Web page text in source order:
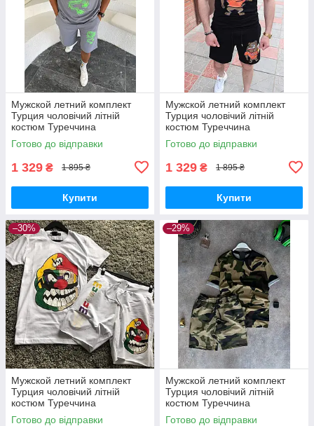
Мужской летний комплект
Турция чоловічий літній
костюм Туреччина
Готово до відправки
1 329 ₴ 1 895 ₴
Купити
Мужской летний комплект
Турция чоловічий літній
костюм Туреччина
Готово до відправки
1 329 ₴ 1 895 ₴
Купити
–30%
Мужской летний комплект
Турция чоловічий літній
костюм Туреччина
Готово до відправки
–29%
Мужской летний комплект
Турция чоловічий літній
костюм Туреччина
Готово до відправки